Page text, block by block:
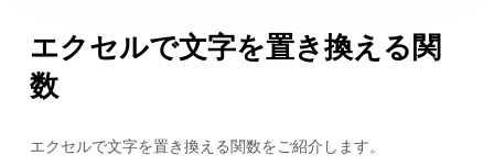
エクセルで文字を置き換える関
数
エクセルで文字を置き換える関数をご紹介します。